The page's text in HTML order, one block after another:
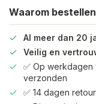
Waarom
Al meer dan 20
Veilig en
✅ Op
verzonden
✅ 14 dagen